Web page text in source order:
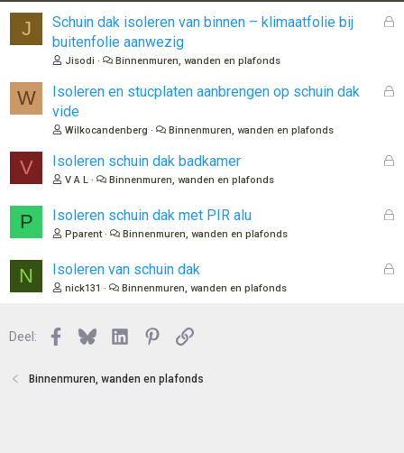
J
G
o
Schuin dak isoleren van binnen – klimaatfolie bij
buitenfolie aanwezig
Jisodi Binnenmuren, wanden en plafonds
W
G
o
Isoleren en stucplaten aanbrengen op schuin dak
vide
Wilkocandenberg Binnenmuren, wanden en plafonds
V
G
n
Isoleren schuin dak badkamer
V A L Binnenmuren, wanden en plafonds
P
G
Isoleren schuin dak met PIR alu
Pparent Binnenmuren, wanden en plafonds
N
G
Isoleren van schuin dak
nick131 Binnenmuren, wanden en plafonds
Deel: Facebook
BlueskyLinkedInPinterest
Link
Binnenmuren, wanden en plafonds